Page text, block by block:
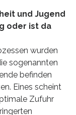
und Jugend
oder ist da
wurden
sogenannten
befinden
Eines scheint
Zufuhr